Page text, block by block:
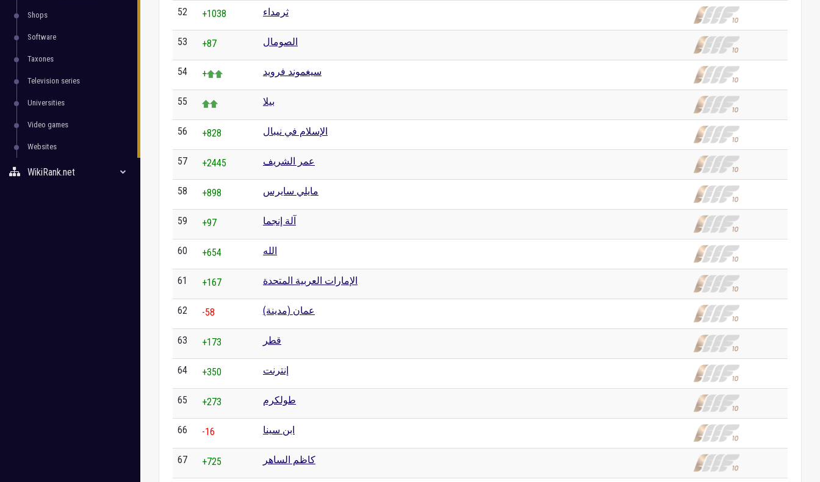
Shops
Software
Taxones
Television series
Universities
Video games
Websites
WikiRank.net
52 +1038 ثرمداء
53 +87 الصومال
54 + سيغموند فرويد
55 بيلا
56 +828 الإسلام في نيبال
57 +2445 عمر الشريف
58 +898 مايلي سايرس
59 +97 آلة إنجما
60 +654 الله
61 +167 الإمارات العربية المتحدة
62 -58 عمان (مدينة)
63 +173 قطر
64 +350 إنترنت
65 +273 طولكرم
66 -16 ابن سينا
67 +725 كاظم الساهر